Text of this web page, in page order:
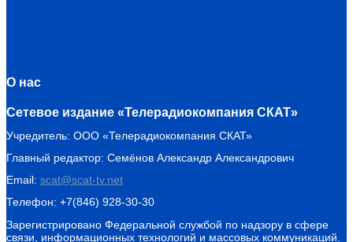
О нас
Сетевое издание «Телерадиокомпания СКАТ»
Учредитель: ООО «Телерадиокомпания СКАТ»
Главный редактор: Семёнов Александр Александрович
Email: scat@scat-tv.net
Телефон: +7(846) 928-30-30
Зарегистрировано Федеральной службой по надзору в сфере
связи, информационных технологий и массовых коммуникаций.